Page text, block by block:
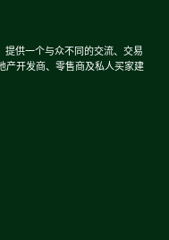
提供一个与众不同的交流、交易
产开发商、零售商及私人买家建